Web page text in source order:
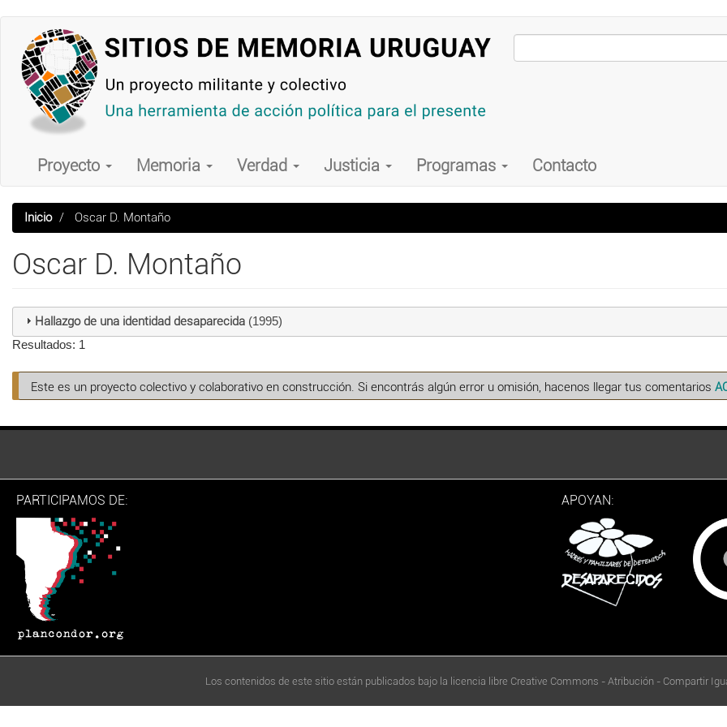
contenido
principal
Main
navigation
Proyecto Memoria Verdad Justicia Programas Contacto
Inicio Oscar D. Montaño
Oscar D. Montaño
Hallazgo de una identidad desaparecida(1995)
Resultados: 1
Este es un proyecto colectivo y colaborativo en construcción. Si encontrás algún error u omisión, hacenos llegar tus comentarios
PARTICIPAMOS DE: APOYAN:
Los contenidos de este sitio están publicados bajo la licencia libre Creative Commons - Atribución - Compartir